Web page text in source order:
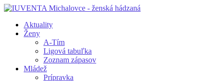
Aktuality
Ženy
A-Tím
Ligová tabuľka
Zoznam zápasov
Mládež
Prípravka